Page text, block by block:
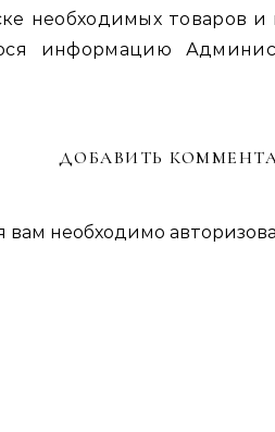
необходимых товаров
информацию
ДОБАВИТЬ
вам необходимо